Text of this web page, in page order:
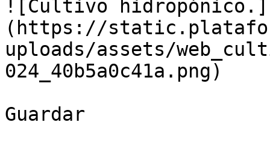
![Cultivo hidropónico.]
(https://
uploads/assets/
024_40b5a0c41a.png)
Guardar